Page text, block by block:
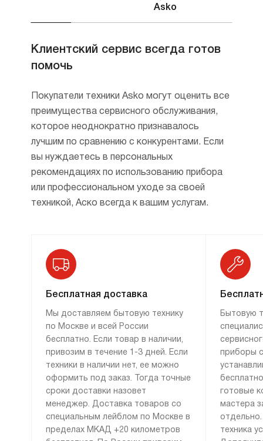
Asko
Клиентский сервис всегда готов
помочь
Покупатели техники Asko могут оценить все
преимущества сервисного обслуживания,
которое неоднократно признавалось
лучшим по сравнению с конкурентами. Если
вы нуждаетесь в персональных
рекомендациях по использованию прибора
или профессиональном уходе за своей
техникой, Аско всегда к вашим услугам.
Бесплатная доставка
Мы доставляем бытовую технику
по Москве и всей России
бесплатно. Если товар в наличии,
привозим в течение 1-3 дней. Если
техники в наличии нет, ее можно
оформить под заказ. Тогда точные
сроки доставки назовет
менеджер. Доставка товаров со
специальным лейблом по Москве в
пределах МКАД +20 километров
Бытовую
приборы
готовые
мастера
техника